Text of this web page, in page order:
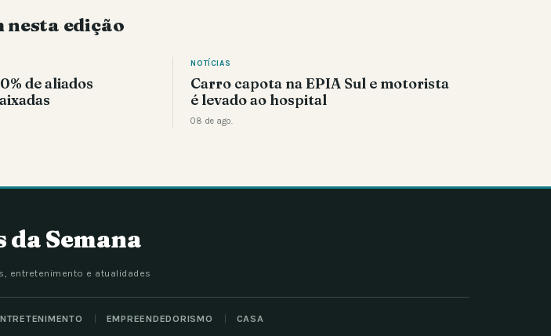
nesta edição
de aliados
NOTÍCIAS
Carro capota na EPIA Sul e motorista
é levado ao hospital
08 de ago.
da Semana
entretenimento e atualidades
EMPREENDEDORISMO CASA